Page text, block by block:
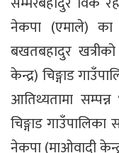
नेकपा (एमाले)
बखतबहादुर
केन्द्र) चिङ्गाड
आतिथ्यतामा
चिङ्गाड
नेकपा (माओवादी